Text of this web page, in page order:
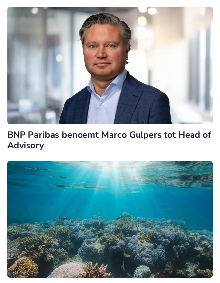
BNP Paribas benoemt Marco Gulpers tot Head of
Advisory